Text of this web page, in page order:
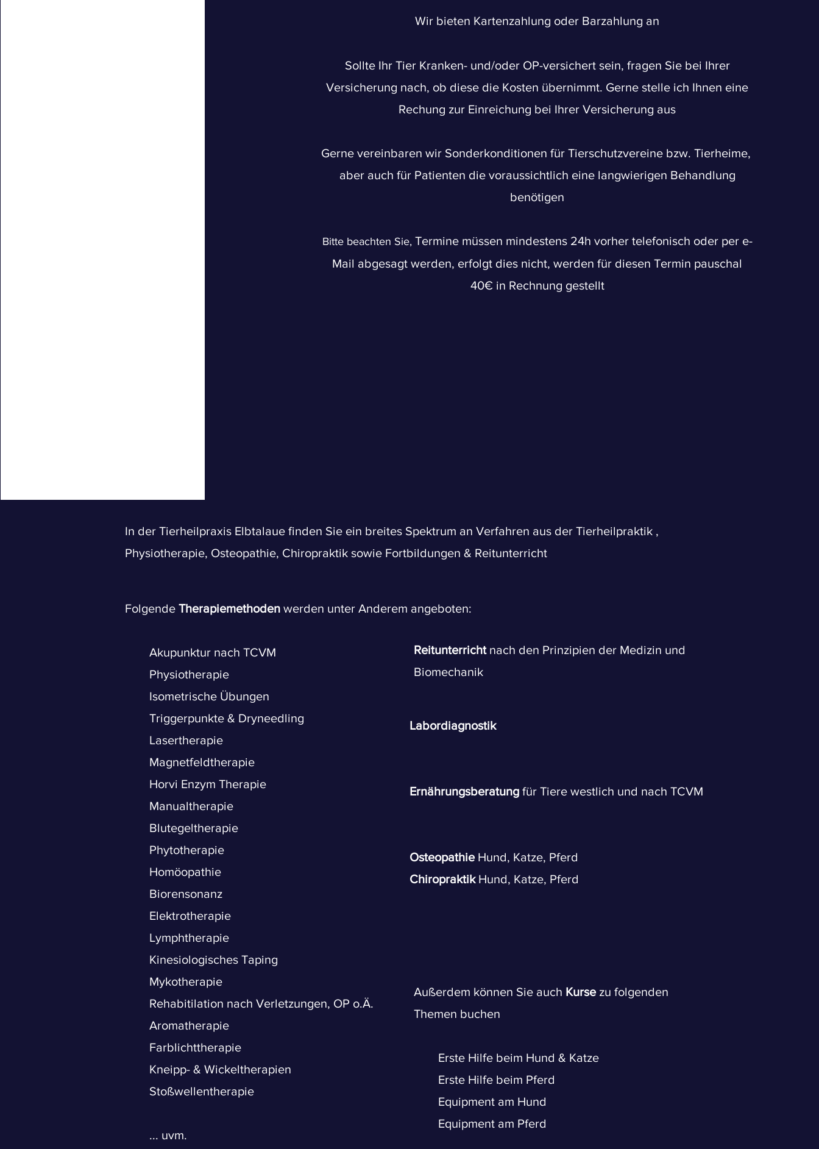
Wir bieten Kartenzahlung oder Barzahlung an
Sollte Ihr Tier Kranken- und/oder OP-versichert sein, fragen Sie bei Ihrer
Versicherung nach, ob diese die Kosten übernimmt. Gerne stelle ich Ihnen eine
Rechung zur Einreichung bei Ihrer Versicherung aus
Gerne vereinbaren wir Sonderkonditionen für Tierschutzvereine bzw. Tierheime,
aber auch für Patienten die voraussichtlich eine langwierigen Behandlung
benötigen
Bitte beachten Sie, Termine müssen mindestens 24h vorher telefonisch oder per e-
Mail abgesagt werden, erfolgt dies nicht, werden für diesen Termin pauschal
40€ in Rechnung gestellt
In der Tierheilpraxis Elbtalaue finden Sie ein breites Spektrum an Verfahren aus der Tierheilpraktik ,
Physiotherapie, Osteopathie, Chiropraktik sowie Fortbildungen & Reitunterricht
Folgende Therapiemethoden werden unter Anderem angeboten:
Akupunktur nach TCVM
Physiotherapie
Isometrische Übungen
Triggerpunkte & Dryneedling
Lasertherapie
Magnetfeldtherapie
Horvi Enzym Therapie
Manualtherapie
Blutegeltherapie
Phytotherapie
Homöopathie
Biorensonanz
Elektrotherapie
Lymphtherapie
Kinesiologisches Taping
Mykotherapie
Rehabitilation nach Verletzungen, OP o.Ä.
Aromatherapie
Farblichttherapie
Kneipp- & Wickeltherapien
Stoßwellentherapie
... uvm.
Reitunterricht nach den Prinzipien der Medizin und
Biomechanik
Labordiagnostik
Ernährungsberatung für Tiere westlich und nach TCVM
Osteopathie Hund, Katze, Pferd
Chiropraktik Hund, Katze, Pferd
Außerdem können Sie auch Kurse zu folgenden
Themen buchen
Erste Hilfe beim Hund & Katze
Erste Hilfe beim Pferd
Equipment am Hund
Equipment am Pferd